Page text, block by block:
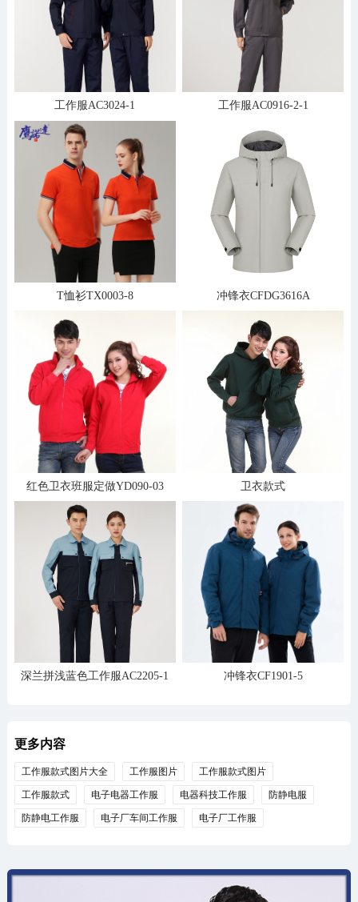
工作服AC3024-1 工作服AC0916-2-1
T恤衫TX0003-8 冲锋衣CFDG3616A
红色卫衣班服定做YD090-03 卫衣款式
深兰拼浅蓝色工作服AC2205-1 冲锋衣CF1901-5
更多内容
工作服款式图片大全 工作服图片 工作服款式图片
工作服款式 电子电器工作服 电器科技工作服 防静电服
防静电工作服 电子厂车间工作服 电子厂工作服